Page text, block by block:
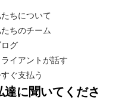
ちについて
ちのチーム
ログ
ライアントが話す
ぐ支払う
達に聞いてくださ